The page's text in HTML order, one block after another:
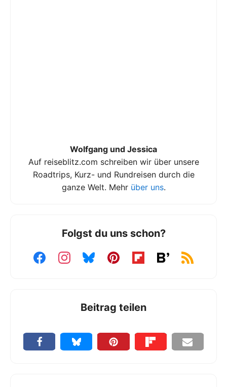
Wolfgang und Jessica
Auf reiseblitz.com schreiben wir über unsere
Roadtrips, Kurz- und Rundreisen durch die
ganze Welt. Mehr über uns.
Folgst du uns schon?
Beitrag teilen